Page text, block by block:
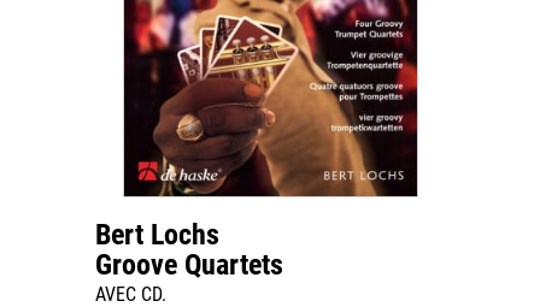
Bert Lochs
Groove Quartets
AVEC CD.